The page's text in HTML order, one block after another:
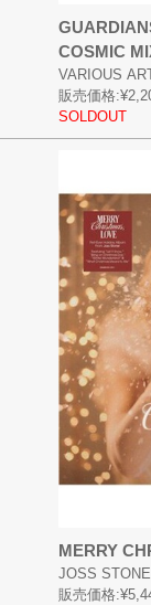
COSMIC
VARIOUS
販売価格:
SOLDOUT
MERRY
JOSS STONE
販売価格: